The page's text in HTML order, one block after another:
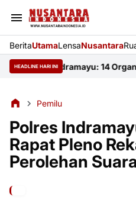
BeritaUtamaLensaNusantara
HEADLINE HARI INI
FKJI Indramayu: 14 Organisasi
Pemilu
Polres
Rapat Pleno
Perolehan